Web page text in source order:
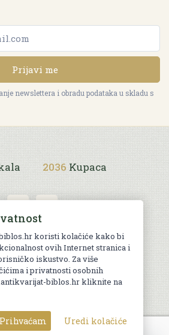
Prijavi me
newslettera i obradu podataka u skladu s
2036 Kupaca
Uvjeti kupnje
pridržana. Web by
koristi kolačiće kako bi
ovih Internet stranica i
iskustvo. Za više
i privatnosti osobnih
biblos.hr kliknite na
Prihvaćam Uredi kolačiće